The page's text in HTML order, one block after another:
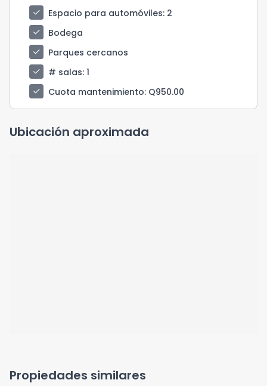
check
Espacio para automóviles: 2
check
Bodega
check
Parques cercanos
check
# salas: 1
check
Cuota mantenimiento: Q950.00
Ubicación aproximada
Propiedades similares